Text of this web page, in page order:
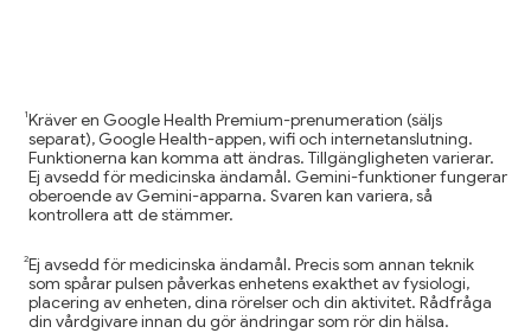
Kräver en Google Health Premium-prenumeration (säljs
separat), Google Health-appen, wifi och internetanslutning.
Funktionerna kan komma att ändras. Tillgängligheten varierar.
Ej avsedd för medicinska ändamål. Gemini-funktioner fungerar
oberoende av Gemini-apparna. Svaren kan variera, så
kontrollera att de stämmer.
Ej avsedd för medicinska ändamål. Precis som annan teknik
som spårar pulsen påverkas enhetens exakthet av fysiologi,
placering av enheten, dina rörelser och din aktivitet. Rådfråga
din vårdgivare innan du gör ändringar som rör din hälsa.